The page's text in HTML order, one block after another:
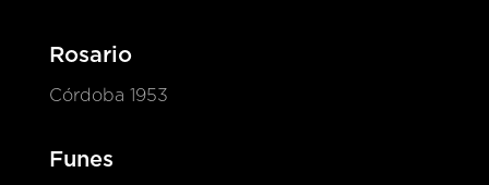
Rosario
Córdoba 1953
Funes